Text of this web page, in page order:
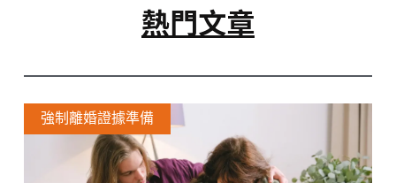
熱門文章
強制離婚證據準備